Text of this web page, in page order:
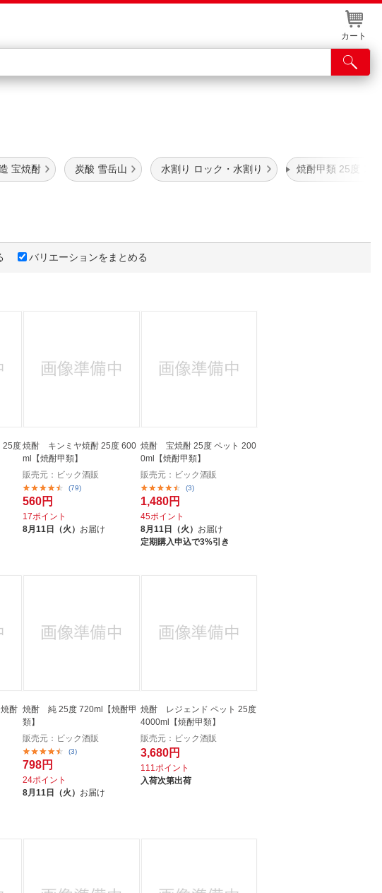
カート
ネット取り置き
ポイントカードWEB登録
宝焼酎 炭酸 雪岳山 水割り ロック・水割り 焼酎甲類 25度
バリエーションをまとめる
25度焼酎 キンミヤ焼酎 25度 600
ml【焼酎甲類】
販売元：ビック酒販
(79)
560円
17ポイント
8月11日（火） お届け
焼酎 宝焼酎 25度 ペット 200
0ml【焼酎甲類】
販売元：ビック酒販
(3)
1,480円
45ポイント
8月11日（火） お届け
定期購入申込で3%引き
酎 焼酎 純 25度 720ml【焼酎甲
類】
販売元：ビック酒販
(3)
798円
24ポイント
8月11日（火） お届け
焼酎 レジェンド ペット 25度
4000ml【焼酎甲類】
販売元：ビック酒販
3,680円
111ポイント
入荷次第出荷